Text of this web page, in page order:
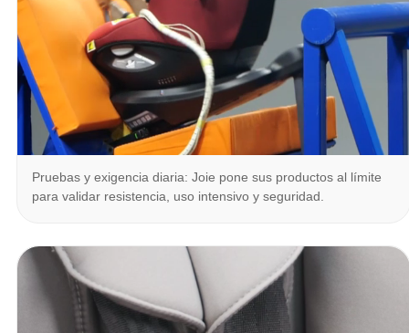
Pruebas y exigencia diaria: Joie pone sus productos al límite
para validar resistencia, uso intensivo y seguridad.